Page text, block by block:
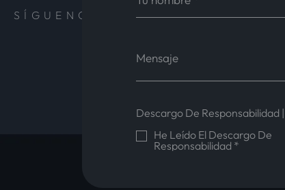
SÍGUENOS
Descargo De Responsabilidad |
He Leído El Descargo De
Responsabilidad *